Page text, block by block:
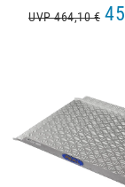
UVP 464,10 €